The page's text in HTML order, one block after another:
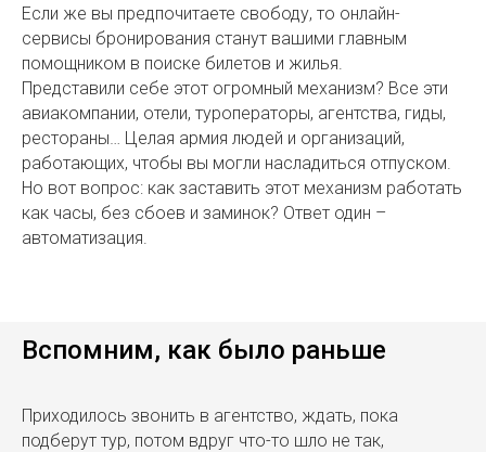
Если же вы предпочитаете свободу, то онлайн-
сервисы бронирования станут вашими главным
помощником в поиске билетов и жилья.
Представили себе этот огромный механизм? Все эти
авиакомпании, отели, туроператоры, агентства, гиды,
рестораны… Целая армия людей и организаций,
работающих, чтобы вы могли насладиться отпуском.
Но вот вопрос: как заставить этот механизм работать
как часы, без сбоев и заминок? Ответ один –
автоматизация.
Вспомним, как было раньше
Приходилось звонить в агентство, ждать, пока
подберут тур, потом вдруг что-то шло не так,